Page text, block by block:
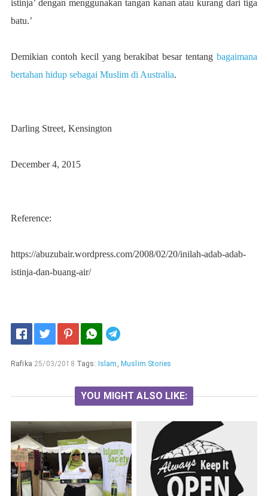
istinja’ dengan menggunakan tangan kanan atau kurang dari tiga
batu.’
Demikian contoh kecil yang berakibat besar tentangbagaimana
bertahan hidup sebagai Muslim di Australia.
Darling Street, Kensington
December 4, 2015
Reference:
https://abuzubair.wordpress.com/2008/02/20/inilah-adab-adab-
istinja-dan-buang-air/
Rafika 25/03/2018 Tags: Islam , Muslim Stories
YOU MIGHT ALSO LIKE: